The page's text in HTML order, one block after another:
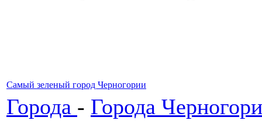
Самый зеленый город Черногории
Города - Города